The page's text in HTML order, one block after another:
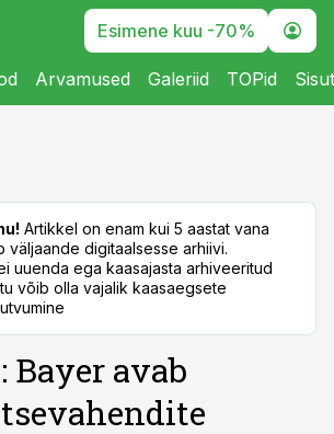
Esimene kuu -70%
Arvamused Galeriid TOPid
Artikkel on enam kui 5 aastat vana
väljaande digitaalsesse arhiivi.
uuenda ega kaasajasta arhiveeritud
võib olla vajalik kaasaegsete
Bayer avab